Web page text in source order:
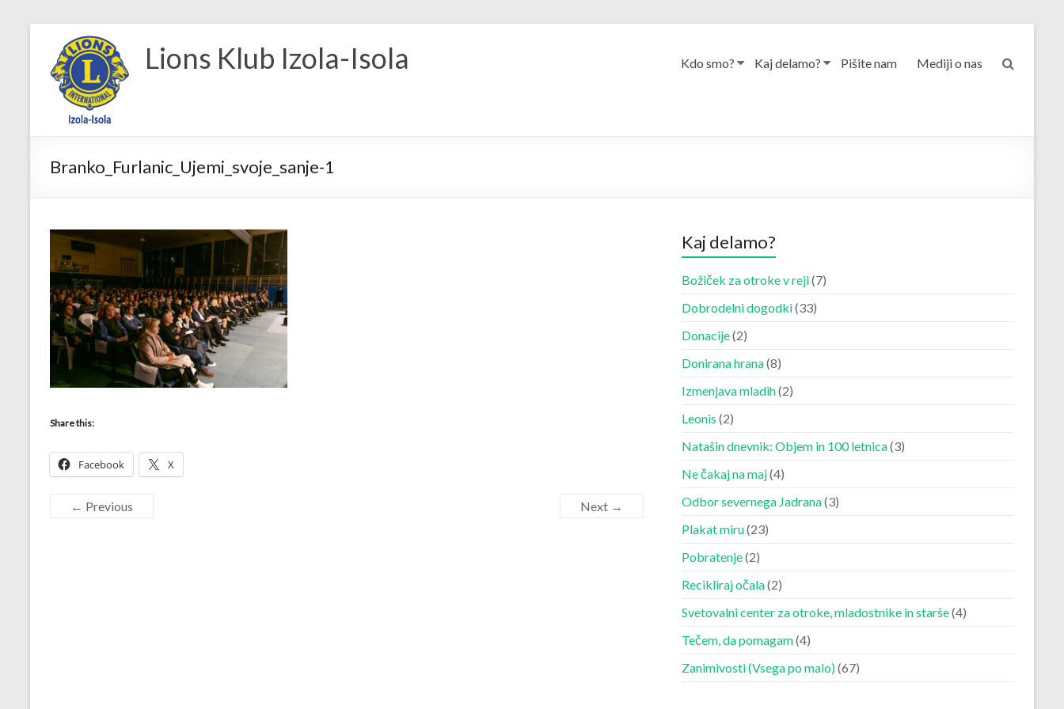
content
Lions Klub Izola-Isola Kdo smo? Kaj delamo? Pišite nam Mediji o nas
Branko_Furlanic_Ujemi_svoje_sanje-1
Share this:
Facebook X
← Previous Next →
Kaj delamo?
Božiček za otroke v reji(7)
Dobrodelni dogodki(33)
Donacije(2)
Donirana hrana(8)
Izmenjava mladih(2)
Leonis (2)
Natašin dnevnik: Objem in 100 letnica(3)
Ne čakaj na maj(4)
Odbor severnega Jadrana(3)
Plakat miru(23)
Pobratenje(2)
Recikliraj očala(2)
Svetovalni center za otroke, mladostnike in starše(4)
Tečem, da pomagam(4)
Zanimivosti (Vsega po malo)(67)